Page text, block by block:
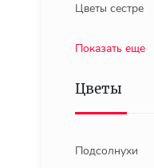
Цветы сестре
Показать еще
Цветы
Подсолнухи